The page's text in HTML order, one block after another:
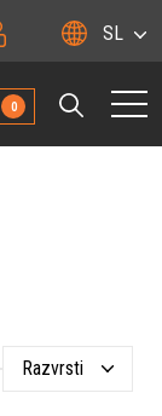
SL
0
Razvrsti